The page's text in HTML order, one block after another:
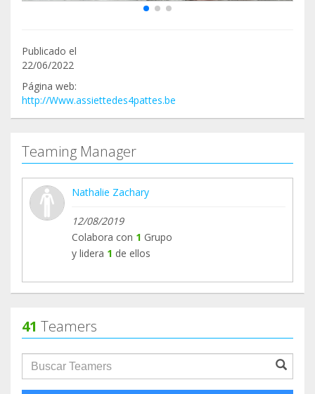
Publicado el
22/06/2022
Página web:
http://Www.assiettedes4pattes.be
Teaming Manager
Nathalie Zachary
12/08/2019
Colabora con 1 Grupo
y lidera 1 de ellos
41 Teamers
groupProfile.searchForm.search.text???